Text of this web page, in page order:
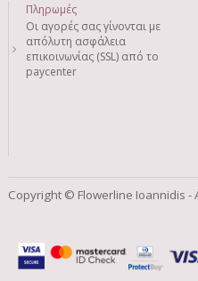
Πληρωμές
Οι αγορές σας γίνονται με
απόλυτη ασφάλεια
επικοινωνίας (SSL) από το
paycenter
Copyright © Flowerline Ioannidis -